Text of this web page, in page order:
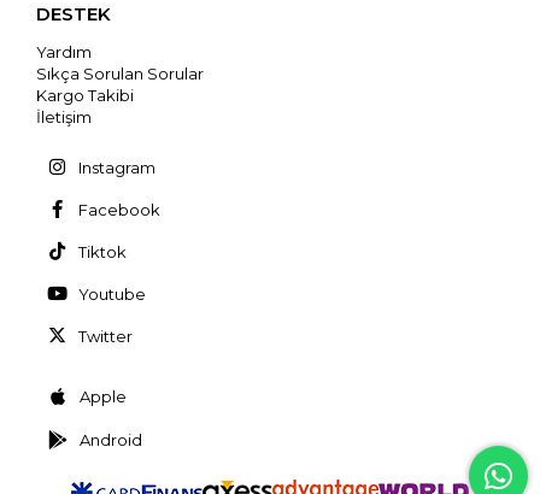
DESTEK
Yardım
Sıkça Sorulan Sorular
Kargo Takibi
İletişim
Instagram
Facebook
Tiktok
Youtube
Twitter
Apple
Android